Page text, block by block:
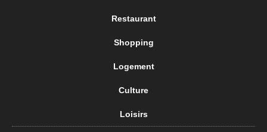
Restaurant
Shopping
Logement
Culture
Loisirs